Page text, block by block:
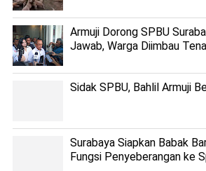
Armuji Dorong SPBU
Jawab, Warga Diimbau
Sidak SPBU, Bahlil Armuji
Surabaya Siapkan Babak
Fungsi Penyeberangan ke